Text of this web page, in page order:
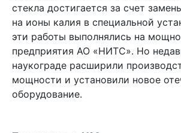
стекла достигается за счет
на ионы калия в специальной
эти работы выполнялись на
предприятия АО «НИТС». Но
наукограде расширили
мощности и установили новое
оборудование.